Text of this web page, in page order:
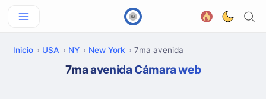
Inicio USA NY New York 7ma avenida
7ma avenida Cámara web